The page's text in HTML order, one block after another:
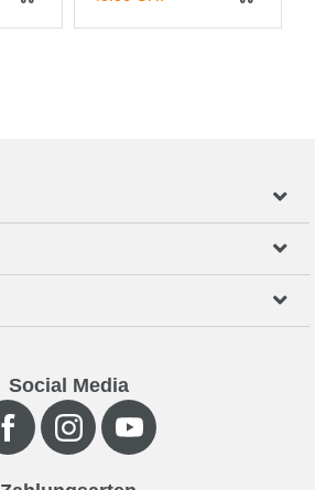
Social Media